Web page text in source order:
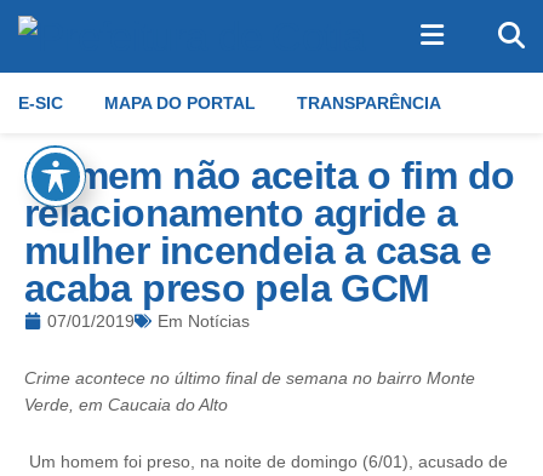
E-SIC MAPA DO PORTAL TRANSPARÊNCIA
Homem não aceita o fim do
relacionamento agride a
mulher incendeia a casa e
acaba preso pela GCM
07/01/2019 Em Notícias
Crime acontece no último final de semana no bairro Monte
Verde, em Caucaia do Alto
Um homem foi preso, na noite de domingo (6/01), acusado de